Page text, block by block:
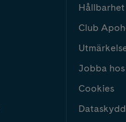
Hållbarhet
Club
Jobba hos
Cookies
Dataskydd